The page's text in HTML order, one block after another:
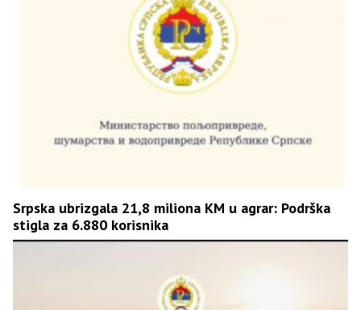
Srpska ubrizgala 21,8 miliona KM u agrar: Podrška
stigla za 6.880 korisnika